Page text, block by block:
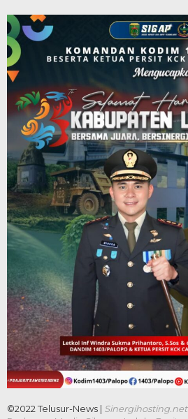
©2022 Telusur-News | Sinergihosting.net